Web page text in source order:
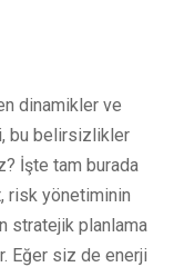
dinamikler ve
bu belirsizlikler
İşte tam burada
risk yönetiminin
stratejik planlama
Eğer siz de enerji